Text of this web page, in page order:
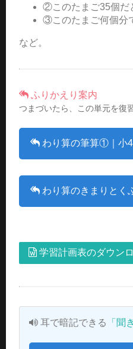
②このたまご35個だ
③このたまご何個分
など。
ふりかえり案内
つまづいたら、この単元を復
わり算の筆算①｜小4
わり算のきまりとく
学習計画表のダウン
耳で暗記できる 「聞